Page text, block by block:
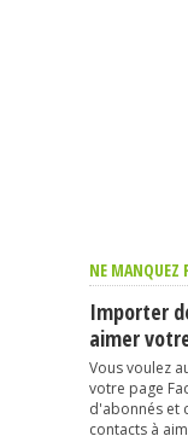
NE MANQUEZ
Importer
aimer
Vous voulez
votre page
d'abonnés et
contacts à